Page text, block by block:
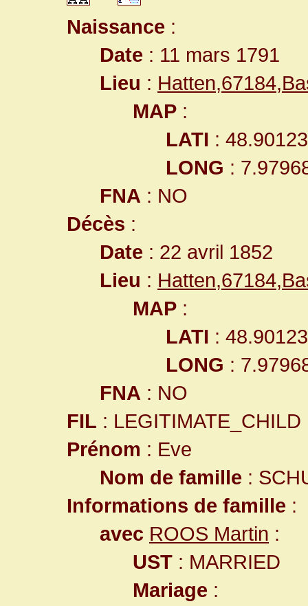
Naissance :
Date : 11 mars 1791
Lieu :
MAP :
LATI :
LONG :
FNA : NO
Décès :
Date : 22 avril 1852
Lieu :
MAP :
LATI :
LONG :
FNA : NO
FIL : LEGITIMATE_CHILD
Prénom : Eve
Nom de famille :
Informations de famille :
avec ROOS Martin :
UST : MARRIED
Mariage :